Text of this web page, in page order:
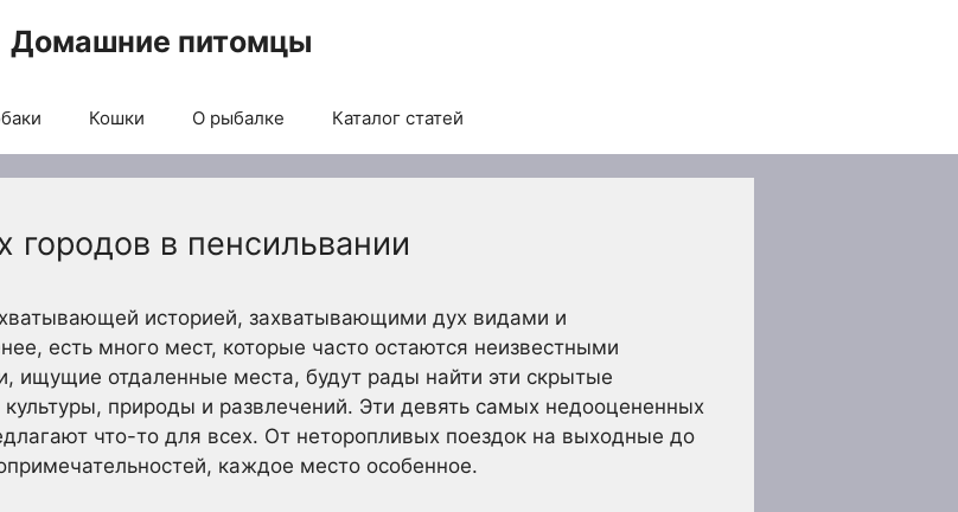
Домашние питомцы
Кошки О рыбалке Каталог статей
в пенсильвании
историей, захватывающими дух видами и
есть много мест, которые часто остаются неизвестными
ищущие отдаленные места, будут рады найти эти скрытые
природы и развлечений. Эти девять самых недооцененных
что-то для всех. От неторопливых поездок на выходные до
каждое место особенное.